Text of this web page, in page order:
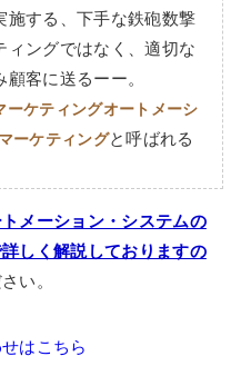
施する、下手な鉄砲数撃
ィングではなく、適切な
客に送るーー。
ーケティングオートメーシ
ーケティングと呼ばれる
メーション・システムの
しく解説しておりますの
い。
はこちら